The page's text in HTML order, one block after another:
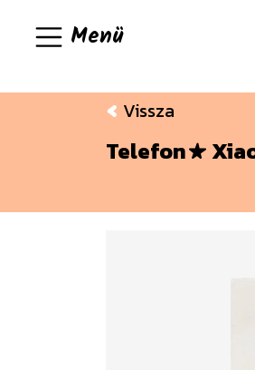
Menü
Vissza
Telefon